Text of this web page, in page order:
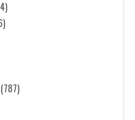
(787)